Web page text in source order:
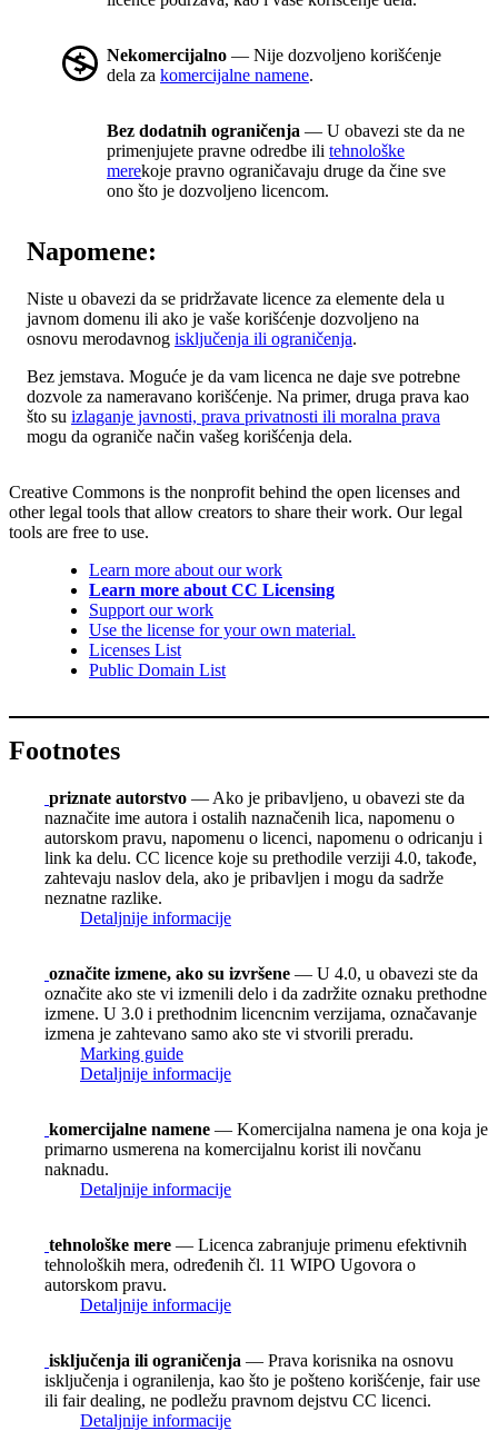
Nekomercijalno — Nije dozvoljeno korišćenje
dela za komercijalne namene.
Bez dodatnih ograničenja — U obavezi ste da ne
primenjujete pravne odredbe ili tehnološke
merekoje pravno ograničavaju druge da čine sve
ono što je dozvoljeno licencom.
Napomene:
Niste u obavezi da se pridržavate licence za elemente dela u
javnom domenu ili ako je vaše korišćenje dozvoljeno na
osnovu merodavnog isključenja ili ograničenja.
Bez jemstava. Moguće je da vam licenca ne daje sve potrebne
dozvole za nameravano korišćenje. Na primer, druga prava kao
što su izlaganje javnosti, prava privatnosti ili moralna prava
mogu da ograniče način vašeg korišćenja dela.
Creative Commons is the nonprofit behind the open licenses and
other legal tools that allow creators to share their work. Our legal
tools are free to use.
Learn more about our work
Learn more about CC Licensing
Support our work
Use the license for your own material.
Licenses List
Public Domain List
Footnotes
priznate autorstvo — Ako je pribavljeno, u obavezi ste da
naznačite ime autora i ostalih naznačenih lica, napomenu o
autorskom pravu, napomenu o licenci, napomenu o odricanju i
link ka delu. CC licence koje su prethodile verziji 4.0, takođe,
zahtevaju naslov dela, ako je pribavljen i mogu da sadrže
neznatne razlike.
Detaljnije informacije
označite izmene, ako su izvršene — U 4.0, u obavezi ste da
označite ako ste vi izmenili delo i da zadržite oznaku prethodne
izmene. U 3.0 i prethodnim licencnim verzijama, označavanje
izmena je zahtevano samo ako ste vi stvorili preradu.
Marking guide
Detaljnije informacije
komercijalne namene — Komercijalna namena je ona koja je
primarno usmerena na komercijalnu korist ili novčanu
naknadu.
Detaljnije informacije
tehnološke mere — Licenca zabranjuje primenu efektivnih
tehnoloških mera, određenih čl. 11 WIPO Ugovora o
autorskom pravu.
Detaljnije informacije
isključenja ili ograničenja — Prava korisnika na osnovu
isključenja i ogranilenja, kao što je pošteno korišćenje, fair use
ili fair dealing, ne podležu pravnom dejstvu CC licenci.
Detaljnije informacije